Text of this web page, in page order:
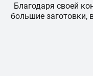
Благодаря своей
большие